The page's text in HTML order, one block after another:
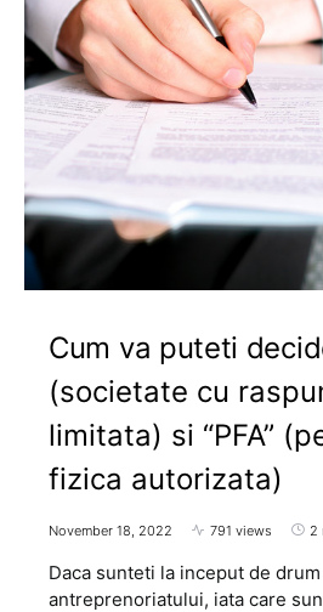
Cum va puteti
(societate cu
limitata) si “PFA”
fizica autorizata)
November 18, 2022 791 views 2
Daca sunteti la inceput de
antreprenoriatului, iata care